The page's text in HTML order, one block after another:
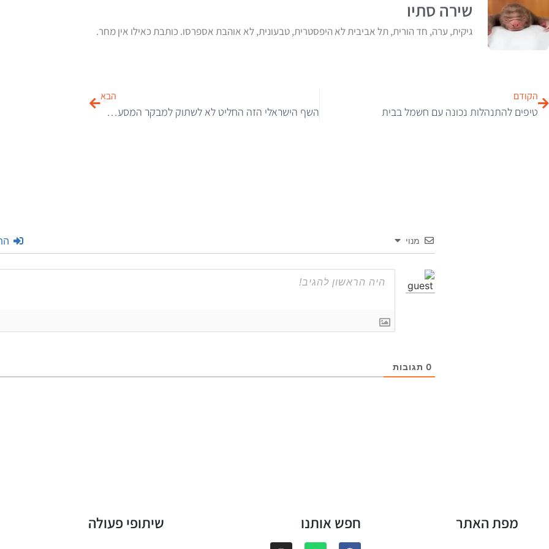
שירה סתיו
גיקית, ערה, חד הורית, תל אביבית לא היפסטרית, טבעונית, לא אוהבת אספרסו. כותבת כאילו אין מחר.
הקודם
טיפים להתנהלות נכונה עם חשמל בבית
הבא
השף הישראלי הזה החליט לא לשתוק למבקר המסעדות שלו בפוסט שהפך ויראלי
מנוי
0 תגובות
מפת האתר חפש אותנו שיתופי פעולה